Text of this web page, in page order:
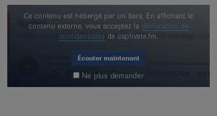
Ce contenu est hébergé par un tiers. En affichant le
contenu externe, vous acceptez la déclaration de
confidentialité de captivate.fm.
Écouter maintenant
Ne plus demander